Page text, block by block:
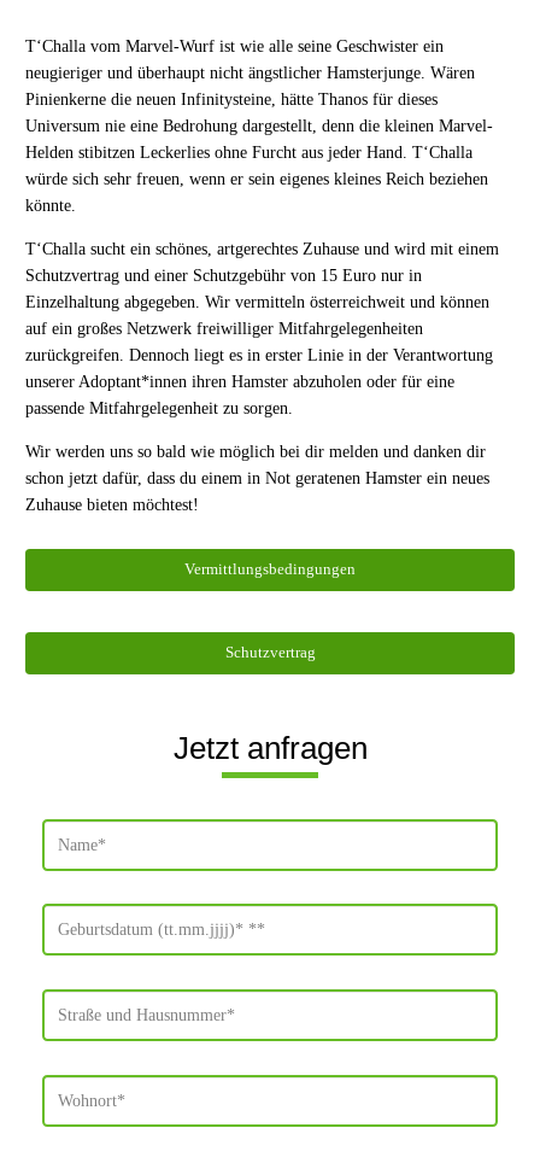
T‘Challa vom Marvel-Wurf ist wie alle seine Geschwister ein
neugieriger und überhaupt nicht ängstlicher Hamsterjunge. Wären
Pinienkerne die neuen Infinitysteine, hätte Thanos für dieses
Universum nie eine Bedrohung dargestellt, denn die kleinen Marvel-
Helden stibitzen Leckerlies ohne Furcht aus jeder Hand. T‘Challa
würde sich sehr freuen, wenn er sein eigenes kleines Reich beziehen
könnte.
T‘Challa sucht ein schönes, artgerechtes Zuhause und wird mit einem
Schutzvertrag und einer Schutzgebühr von 15 Euro nur in
Einzelhaltung abgegeben. Wir vermitteln österreichweit und können
auf ein großes Netzwerk freiwilliger Mitfahrgelegenheiten
zurückgreifen. Dennoch liegt es in erster Linie in der Verantwortung
unserer Adoptant*innen ihren Hamster abzuholen oder für eine
passende Mitfahrgelegenheit zu sorgen.
Wir werden uns so bald wie möglich bei dir melden und danken dir
schon jetzt dafür, dass du einem in Not geratenen Hamster ein neues
Zuhause bieten möchtest!
Vermittlungsbedingungen
Schutzvertrag
Jetzt anfragen